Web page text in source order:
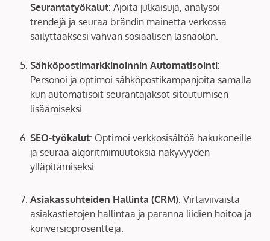
Seurantatyökalut: Ajoita julkaisuja, analysoi
trendejä ja seuraa brändin mainetta verkossa
säilyttääksesi vahvan sosiaalisen läsnäolon.
Sähköpostimarkkinoinnin Automatisointi:
Personoi ja optimoi sähköpostikampanjoita samalla
kun automatisoit seurantajaksot sitoutumisen
lisäämiseksi.
SEO-työkalut: Optimoi verkkosisältöä hakukoneille
ja seuraa algoritmimuutoksia näkyvyyden
ylläpitämiseksi.
Asiakassuhteiden Hallinta (CRM): Virtaviivaista
asiakastietojen hallintaa ja paranna liidien hoitoa ja
konversioprosentteja.